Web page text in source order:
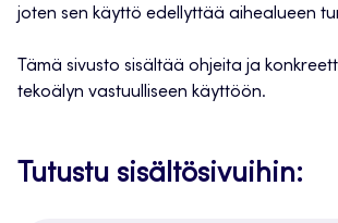
joten sen käyttö edellyttää aihealueen
Tämä sivusto sisältää ohjeita ja
tekoälyn vastuulliseen käyttöön.
Tutustu sisältösivuihin: